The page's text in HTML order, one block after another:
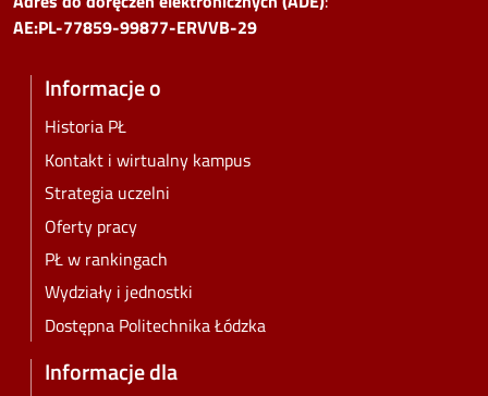
AE:PL-77859-99877-ERVVB-29
Informacje o
Historia PŁ
Kontakt i wirtualny kampus
Strategia uczelni
Oferty pracy
PŁ w rankingach
Wydziały i jednostki
Dostępna Politechnika Łódzka
Informacje dla